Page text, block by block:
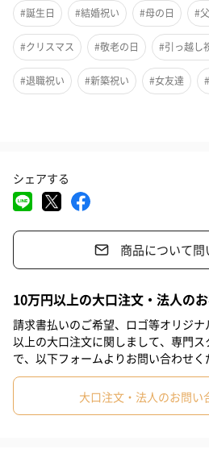
味があります。
その亀甲文様の中に、夫婦円満の象
「青海波、桜、梅、七宝、矢羽根」
た縁起の良い桐箱です。
～おすすめのシーン～
結婚祝い、退職祝い、結婚記念日、
#誕生日 #結婚祝い #母の日 #
#クリスマス #敬老の日 #引っ越し
#退職祝い #新築祝い #女友達
#義母 #30代
#90代
シェアする
商品について問
10万円以上の大口注文・法人の
請求書払いのご希望、ロゴ等オリジ
以上の大口注文に関しまして、専門
で、以下フォームよりお問い合わせく
大口注文・法人のお問い